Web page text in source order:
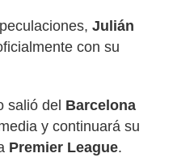
Julián
con su
salió del Barcelona
y continuará su
Premier League.